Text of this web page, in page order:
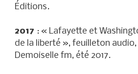
Éditions.
2017 : « Lafayette et
de la liberté », feuilleton audio,
Demoiselle fm, été 2017.